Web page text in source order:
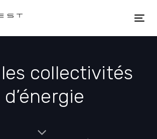
collectivités
d’énergie